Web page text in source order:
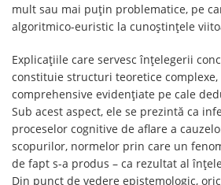
mult sau mai puțin problematice, pe
algoritmico-euristic la cunoștințele
Explicațiile care servesc înțelegerii
constituie structuri teoretice complexe,
comprehensive evidențiate pe cale
Sub acest aspect, ele se prezintă ca
proceselor cognitive de aflare a
scopurilor, normelor prin care un
de fapt s-a produs – ca rezultat al
Din punct de vedere epistemologic,